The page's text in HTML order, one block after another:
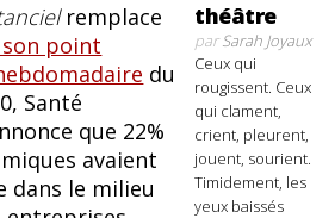
remplace
son point
du
Santé
que 22%
avaient
dans le milieu
théâtre
parSarah Joyaux
Ceux qui
rougissent. Ceux
qui clament,
crient, pleurent,
jouent, sourient.
Timidement, les
yeux baissés